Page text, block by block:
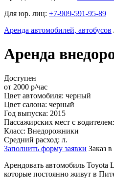
Для юр. лиц: +7-909-591-95-89
Аренда автомобилей, автобусов
Аренда
Доступен
от 2000 р/час
Цвет автомобиля: черный
Цвет салона: черный
Год выпуска: 2015
Пассажирских мест с водителем:
Класс: Внедорожники
Средний расход: л.
Заполнить форму заявки Заказ
Арендовать автомобиль Toyota
которые постоянно живут в